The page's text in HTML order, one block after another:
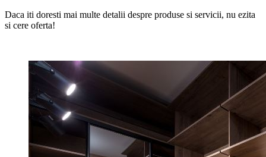
Daca iti doresti mai multe detalii despre produse si servicii, nu ezita
si cere oferta!